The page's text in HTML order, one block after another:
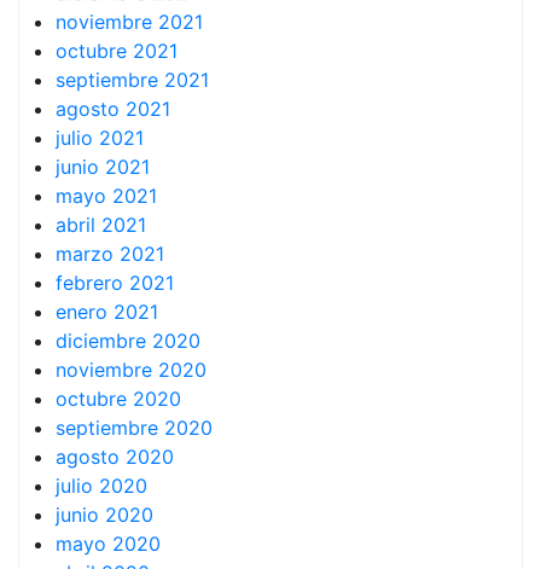
noviembre 2021
octubre 2021
septiembre 2021
agosto 2021
julio 2021
junio 2021
mayo 2021
abril 2021
marzo 2021
febrero 2021
enero 2021
diciembre 2020
noviembre 2020
octubre 2020
septiembre 2020
agosto 2020
julio 2020
junio 2020
mayo 2020